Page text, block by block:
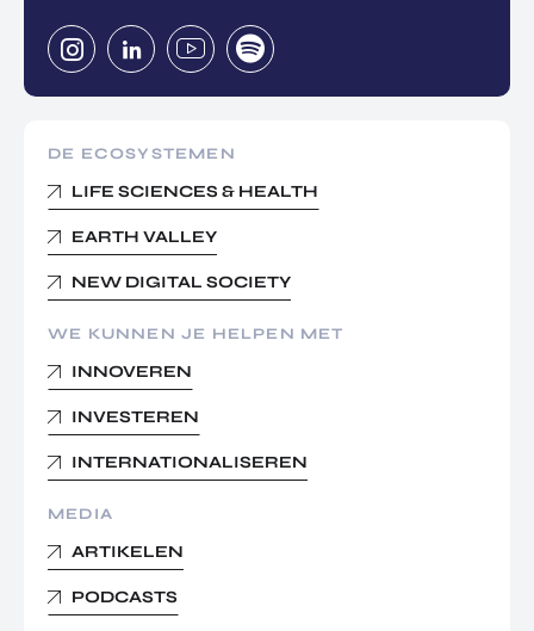
DE ECOSYSTEMEN
LIFE SCIENCES & HEALTH
EARTH VALLEY
NEW DIGITAL SOCIETY
WE KUNNEN JE HELPEN MET
INNOVEREN
INVESTEREN
INTERNATIONALISEREN
MEDIA
ARTIKELEN
PODCASTS